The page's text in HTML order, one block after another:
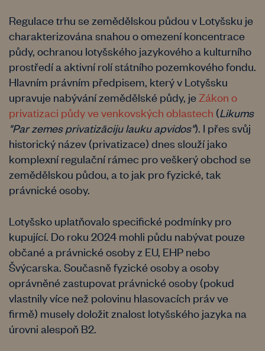
Regulace trhu se zemědělskou půdou v Lotyšsku je
charakterizována snahou o omezení koncentrace
půdy, ochranou lotyšského jazykového a kulturního
prostředí a aktivní rolí státního pozemkového fondu.
Hlavním právním předpisem, který v Lotyšsku
upravuje nabývání zemědělské půdy, jeZákon o
privatizaci půdy ve venkovských oblastech (Likums
"Par zemes privatizāciju lauku apvidos"). I přes svůj
historický název (privatizace) dnes slouží jako
komplexní regulační rámec pro veškerý obchod se
zemědělskou půdou, a to jak pro fyzické, tak
právnické osoby.
Lotyšsko uplatňovalo specifické podmínky pro
kupující. Do roku 2024 mohli půdu nabývat pouze
občané a právnické osoby z EU, EHP nebo
Švýcarska. Současně fyzické osoby a osoby
oprávněné zastupovat právnické osoby (pokud
vlastnily více než polovinu hlasovacích práv ve
firmě) musely doložit znalost lotyšského jazyka na
úrovni alespoň B2.